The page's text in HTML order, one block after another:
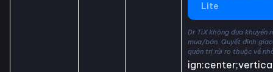
Lite
Dr TiX không đưa khuyến
mua/bán. Quyết định
quản trị rủi ro thuộc về